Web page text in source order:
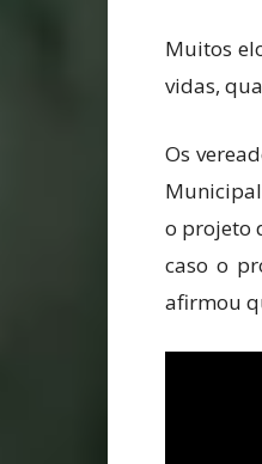
Muitos
vidas,
Os
o projeto
caso o
afirmou